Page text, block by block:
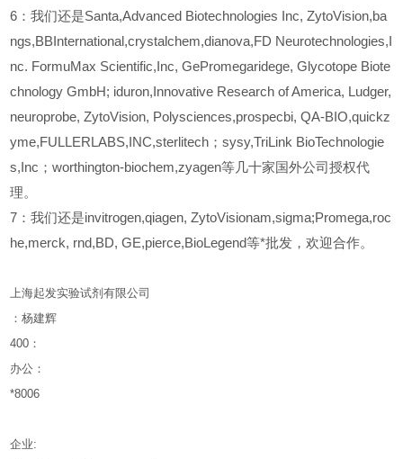
6 ：我们还是Santa,Advanced Biotechnologies Inc, ZytoVision,ba
ngs,BBInternational,crystalchem,dianova,FD Neurotechnologies,I
nc. FormuMax Scientific,Inc, GePromegaridege, Glycotope Biote
chnology GmbH; iduron,Innovative Research of America, Ludger,
neuroprobe, ZytoVision, Polysciences,prospecbi, QA-BIO,quickz
yme,FULLERLABS,INC,sterlitech；sysy,TriLink BioTechnologie
s,Inc；worthington-biochem,zyagen等几十家国外公司授权代
理。
7：我们还是invitrogen,qiagen, ZytoVisionam,sigma;Promega,roc
he,merck, rnd,BD, GE,pierce,BioLegend等*批发，欢迎合作。
上海起发实验试剂有限公司
：杨建辉
400 ：
办公：
*8006
企业: